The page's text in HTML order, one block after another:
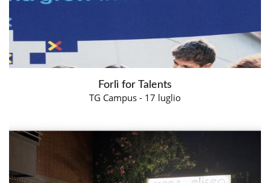
Forlì for Talents
TG Campus - 17 luglio